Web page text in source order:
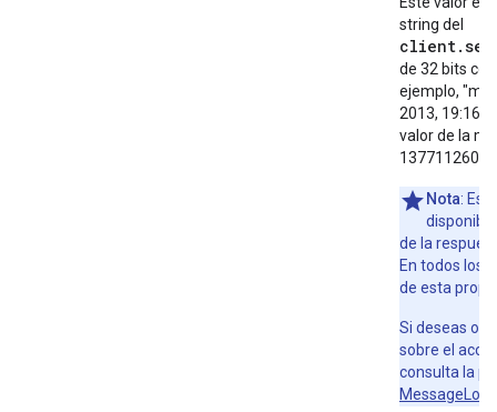
string del
de 32 bits
ejemplo,
2013,
valor de la
Nota:
de la
En todos los
de esta
Si deseas
sobre el
consulta la